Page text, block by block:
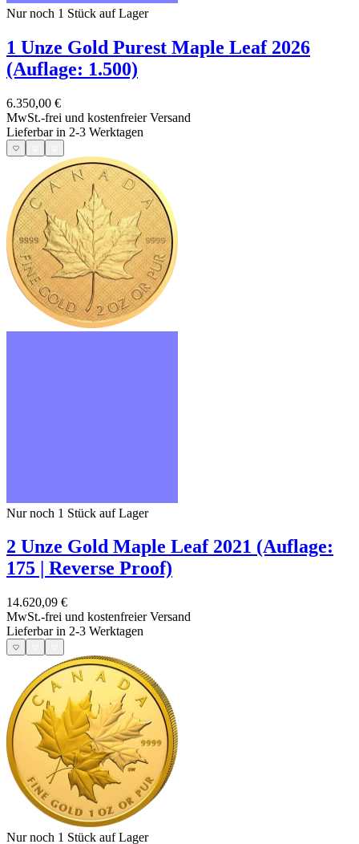
Nur noch 1 Stück auf Lager
1 Unze Gold Purest Maple Leaf 2026
(Auflage: 1.500)
6.350,00 €
MwSt.-frei und kostenfreier Versand
Lieferbar in 2-3 Werktagen
Nur noch 1 Stück auf Lager
2 Unze Gold Maple Leaf 2021 (Auflage:
175 | Reverse Proof)
14.620,09 €
MwSt.-frei und kostenfreier Versand
Lieferbar in 2-3 Werktagen
Nur noch 1 Stück auf Lager